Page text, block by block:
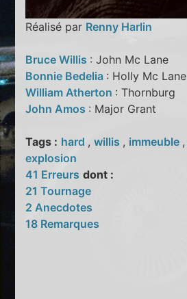
Réalisé par Renny Harlin
Bruce Willis : John Mc Lane
Bonnie Bedelia : Holly Mc Lane
William Atherton : Thornburg
John Amos : Major Grant
Tags : hard ,willis , immeuble ,
explosion
41 Erreurs dont :
21 Tournage
2 Anecdotes
18 Remarques